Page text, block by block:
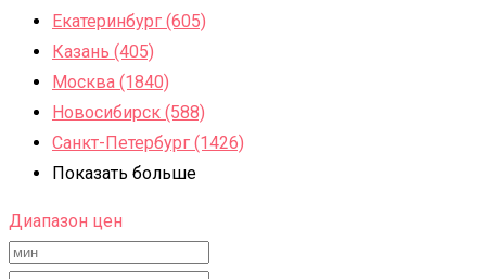
Екатеринбург (605)
Казань (405)
Москва (1840)
Новосибирск (588)
Санкт-Петербург (1426)
Показать больше
Диапазон цен